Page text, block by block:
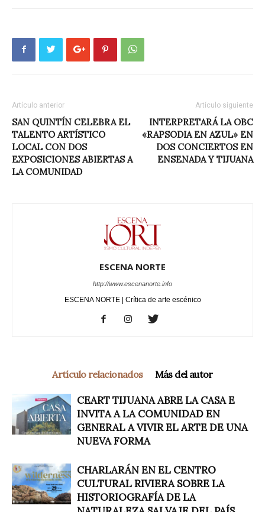
Artículo anterior
SAN QUINTÍN CELEBRA EL
TALENTO ARTÍSTICO
LOCAL CON DOS
EXPOSICIONES ABIERTAS A
LA COMUNIDAD
Artículo siguiente
INTERPRETARÁ LA OBC
«RAPSODIA EN AZUL» EN
DOS CONCIERTOS EN
ENSENADA Y TIJUANA
ESCENA NORTE
http://www.escenanorte.info
ESCENA NORTE | Crítica de arte escénico
Artículo relacionados Más del autor
CEART TIJUANA ABRE LA CASA E
INVITA A LA COMUNIDAD EN
GENERAL A VIVIR EL ARTE DE UNA
NUEVA FORMA
CHARLARÁN EN EL CENTRO
CULTURAL RIVIERA SOBRE LA
HISTORIOGRAFÍA DE LA